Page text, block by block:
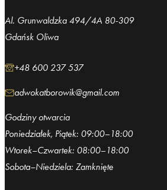
Al. Grunwaldzka 494/4A 80-309
Gdańsk Oliwa
+48 600 237 537
adwokatborowik@gmail.com
Godziny otwarcia
Poniedziałek, Piątek: 09:00–18:00
Wtorek–Czwartek: 08:00–18:00
Sobota–Niedziela: Zamknięte